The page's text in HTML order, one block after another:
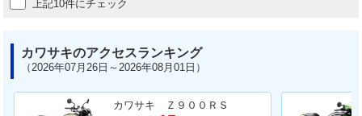
上記10件にチェック
カワサキのアクセスランキング
（2026年07月26日～2026年08月01日）
カワサキ Ｚ９００ＲＳ